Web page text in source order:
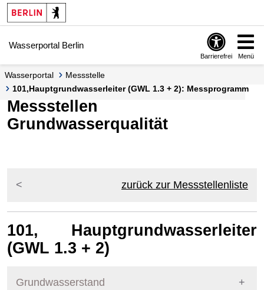
Springe zur Navigation
Springe zum Inhalt
Wasserportal Berlin
Barrierefrei Menü
Wasserportal
Messstelle
101,Hauptgrundwasserleiter (GWL 1.3 + 2): Messprogramm
Messstellen
Grundwasserqualität
zurück zur Messstellenliste
101, Hauptgrundwasserleiter
(GWL 1.3 + 2)
Grundwasserstand